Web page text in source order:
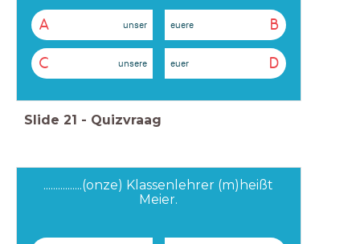
A unser B
euere
C unsere D
euer
Slide 21 - Quizvraag
................(onze) Klassenlehrer (m)heißt
Meier.